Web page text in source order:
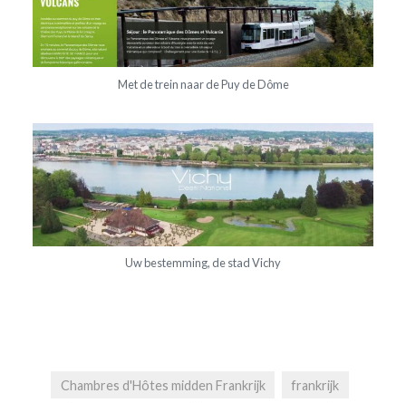
Met de trein naar de Puy de Dôme
Uw bestemming, de stad Vichy
Chambres d'Hôtes midden Frankrijk frankrijk